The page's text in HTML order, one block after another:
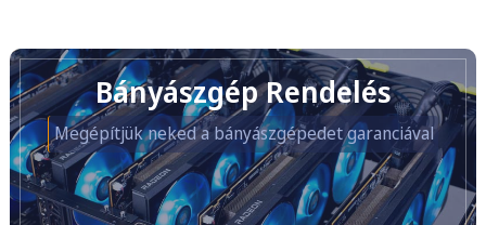
Bányászgép Rendelés
Megépítjük neked a bányászgépedet garanciával